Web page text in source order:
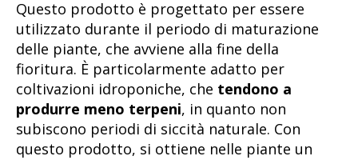
Questo prodotto è progettato per essere
utilizzato durante il periodo di maturazione
delle piante, che avviene alla fine della
fioritura. È particolarmente adatto per
coltivazioni idroponiche, che tendono a
produrre meno terpeni, in quanto non
subiscono periodi di siccità naturale. Con
questo prodotto, si ottiene nelle piante un